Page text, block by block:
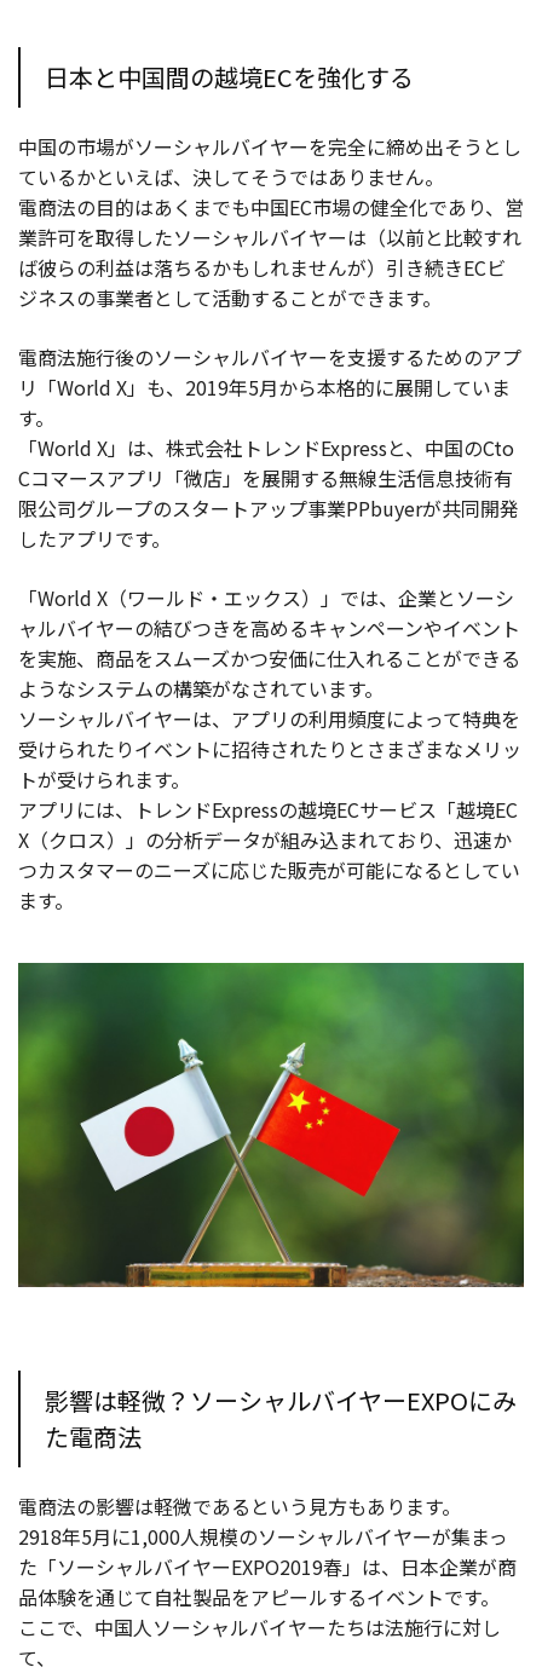
日本と中国間の越境ECを強化する
中国の市場がソーシャルバイヤーを完全に締め出そうとし
ているかといえば、決してそうではありません。
電商法の目的はあくまでも中国EC市場の健全化であり、営
業許可を取得したソーシャルバイヤーは（以前と比較すれ
ば彼らの利益は落ちるかもしれませんが）引き続きECビ
ジネスの事業者として活動することができます。
電商法施行後のソーシャルバイヤーを支援するためのアプ
リ「World X」も、2019年5月から本格的に展開していま
す。
「World X」は、株式会社トレンドExpressと、中国のCto
Cコマースアプリ「微店」を展開する無線生活信息技術有
限公司グループのスタートアップ事業PPbuyerが共同開発
したアプリです。
「World X（ワールド・エックス）」では、企業とソーシ
ャルバイヤーの結びつきを高めるキャンペーンやイベント
を実施、商品をスムーズかつ安価に仕入れることができる
ようなシステムの構築がなされています。
ソーシャルバイヤーは、アプリの利用頻度によって特典を
受けられたりイベントに招待されたりとさまざまなメリッ
トが受けられます。
アプリには、トレンドExpressの越境ECサービス「越境EC
X（クロス）」の分析データが組み込まれており、迅速か
つカスタマーのニーズに応じた販売が可能になるとしてい
ます。
影響は軽微？ソーシャルバイヤーEXPOにみ
た電商法
電商法の影響は軽微であるという見方もあります。
2918年5月に1,000人規模のソーシャルバイヤーが集まっ
た「ソーシャルバイヤーEXPO2019春」は、日本企業が商
品体験を通じて自社製品をアピールするイベントです。
ここで、中国人ソーシャルバイヤーたちは法施行に対し
て、